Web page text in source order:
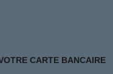
CARTE BANCAIRE